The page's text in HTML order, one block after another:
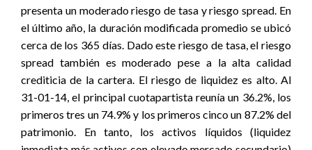
presenta un moderado riesgo de tasa y riesgo spread. En
el último año, la duración modificada promedio se ubicó
cerca de los 365 días. Dado este riesgo de tasa, el riesgo
spread también es moderado pese a la alta calidad
crediticia de la cartera. El riesgo de liquidez es alto. Al
31-01-14, el principal cuotapartista reunía un 36.2%, los
primeros tres un 74.9% y los primeros cinco un 87.2% del
patrimonio. En tanto, los activos líquidos (liquidez